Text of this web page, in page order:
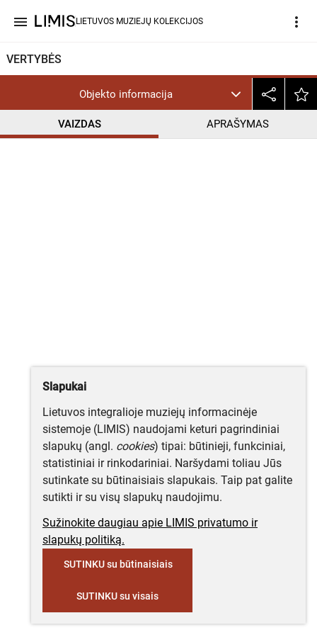
menu LIETUVOS MUZIEJŲ KOLEKCIJOS more_vert
VERTYBĖS
Objekto informacija
VAIZDAS APRAŠYMAS
CC BY-NC-ND
Slapukai
Lietuvos integralioje muziejų informacinėje
sistemoje (LIMIS) naudojami keturi pagrindiniai
slapukų (angl. cookies) tipai: būtinieji, funkciniai,
statistiniai ir rinkodariniai. Naršydami toliau Jūs
sutinkate su būtinaisiais slapukais. Taip pat galite
sutikti ir su visų slapukų naudojimu.
Sužinokite daugiau apie LIMIS privatumo ir
slapukų politiką.
SUTINKU su būtinaisiais
SUTINKU su visais